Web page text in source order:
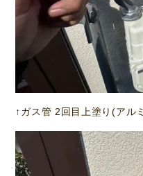
↑ガス管 2回目上塗り(アル